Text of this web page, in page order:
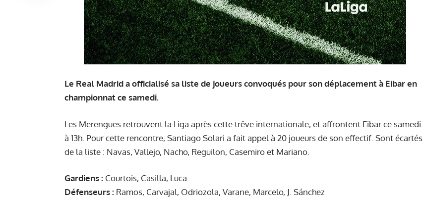
Le Real Madrid a officialisé sa liste de joueurs convoqués pour son déplacement à Eibar en
championnat ce samedi.
Les Merengues retrouvent la Liga après cette trêve internationale, et affrontent Eibar ce samedi
à 13h. Pour cette rencontre, Santiago Solari a fait appel à 20 joueurs de son effectif. Sont écartés
de la liste : Navas, Vallejo, Nacho, Reguilon, Casemiro et Mariano.
Gardiens : Courtois, Casilla, Luca
Défenseurs : Ramos, Carvajal, Odriozola, Varane, Marcelo, J. Sánchez